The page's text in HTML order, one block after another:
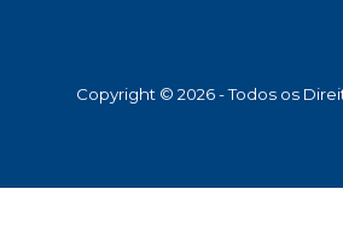
Copyright © 2026 - Todos os